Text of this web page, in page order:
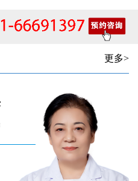
长小白块指关节发白会不会扩
是白癜风吗后背浅色皮损判断
白块后背肩颈连接处发白怎么回事
淡白斑是怎么回事 隐蔽处白斑咨询
骨长白斑，腿部正面发白解答
淡色块边界模糊白斑是怎么回事
白斑且日常活动发白，警惕白癜风信号
长淡色斑腰部正中发白要紧吗
色斑块日晒后白斑会更明显吗
更多>